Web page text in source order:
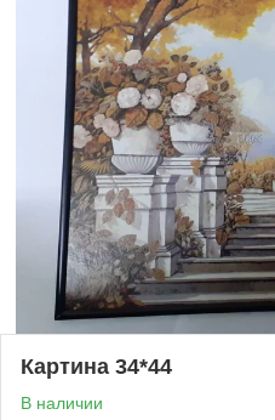
Картина 34*44
В наличии